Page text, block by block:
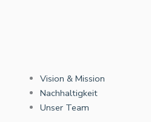
Vision & Mission
Nachhaltigkeit
Unser Team